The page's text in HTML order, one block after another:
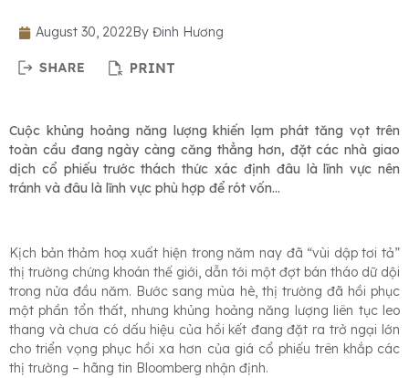
August 30, 2022By Đinh Hương
Cuộc khủng hoảng năng lượng khiến lạm phát tăng vọt trên
toàn cầu đang ngày càng căng thẳng hơn, đặt các nhà giao
dịch cổ phiếu trước thách thức xác định đâu là lĩnh vực nên
tránh và đâu là lĩnh vực phù hợp để rót vốn…
Kịch bản thảm hoạ xuất hiện trong năm nay đã “vùi dập tơi tả”
thị trường chứng khoán thế giới, dẫn tới một đợt bán tháo dữ dội
trong nửa đầu năm. Bước sang mùa hè, thị trường đã hồi phục
một phần tổn thất, nhưng khủng hoảng năng lượng liên tục leo
thang và chưa có dấu hiệu của hồi kết đang đặt ra trở ngại lớn
cho triển vọng phục hồi xa hơn của giá cổ phiếu trên khắp các
thị trường – hãng tin Bloomberg nhận định.